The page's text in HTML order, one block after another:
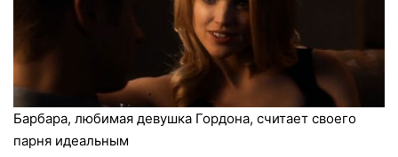
Барбара, любимая девушка Гордона, считает своего
парня идеальным